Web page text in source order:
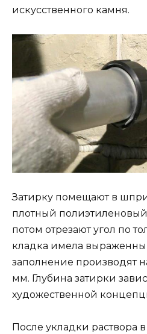
искусственного камня.
Затирку помещают в
плотный полиэтиленовый
потом отрезают угол по
кладка имела
заполнение производят
мм. Глубина затирки
художественной
После укладки раствора